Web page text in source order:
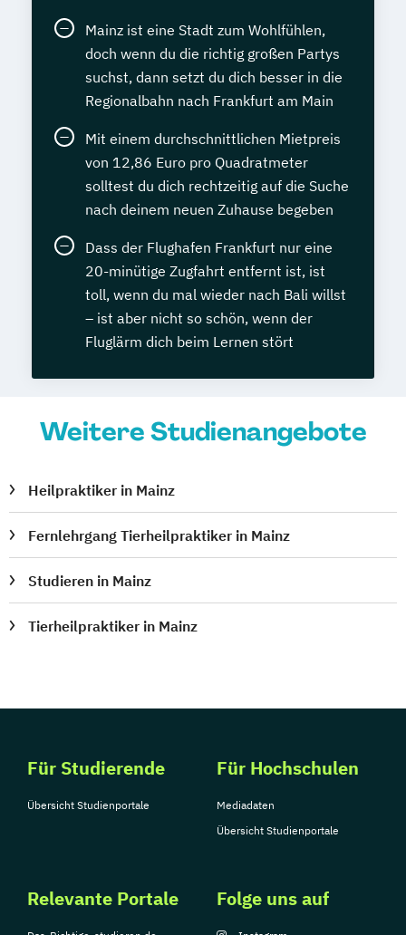
Mainz ist eine Stadt zum Wohlfühlen,
doch wenn du die richtig großen Partys
suchst, dann setzt du dich besser in die
Regionalbahn nach Frankfurt am Main
Mit einem durchschnittlichen Mietpreis
von 12,86 Euro pro Quadratmeter
solltest du dich rechtzeitig auf die Suche
nach deinem neuen Zuhause begeben
Dass der Flughafen Frankfurt nur eine
20-minütige Zugfahrt entfernt ist, ist
toll, wenn du mal wieder nach Bali willst
– ist aber nicht so schön, wenn der
Fluglärm dich beim Lernen stört
Weitere Studienangebote
Heilpraktiker in Mainz
Fernlehrgang Tierheilpraktiker in Mainz
Studieren in Mainz
Tierheilpraktiker in Mainz
Für Studierende
Übersicht Studienportale
Für Hochschulen
Mediadaten
Übersicht Studienportale
Relevante Portale Folge uns auf